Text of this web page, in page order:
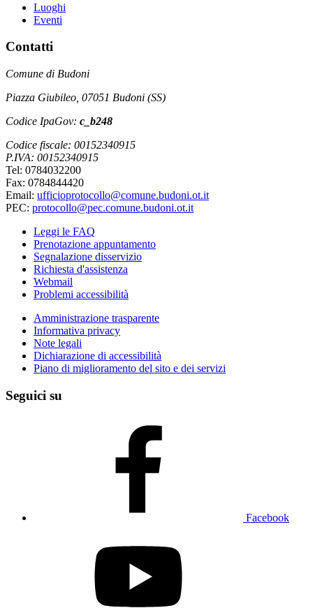
Luoghi
Eventi
Contatti
Comune di Budoni
Piazza Giubileo, 07051 Budoni (SS)
Codice IpaGov: c_b248
Codice fiscale: 00152340915
P.IVA: 00152340915
Tel: 0784032200
Fax: 0784844420
Email: ufficioprotocollo@comune.budoni.ot.it
PEC: protocollo@pec.comune.budoni.ot.it
Leggi le FAQ
Prenotazione appuntamento
Segnalazione disservizio
Richiesta d'assistenza
Webmail
Problemi accessibilità
Amministrazione trasparente
Informativa privacy
Note legali
Dichiarazione di accessibilità
Piano di miglioramento del sito e dei servizi
Seguici su
Facebook